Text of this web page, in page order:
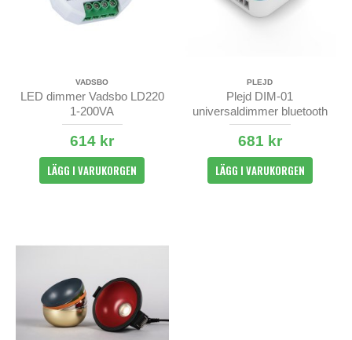
VADSBO
LED dimmer Vadsbo LD220
1-200VA
614 kr
LÄGG I VARUKORGEN
PLEJD
Plejd DIM-01
universaldimmer bluetooth
681 kr
LÄGG I VARUKORGEN